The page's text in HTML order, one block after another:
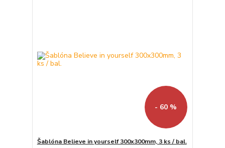
- 60 %
Šablóna Believe in yourself 300x300mm, 3 ks / bal.